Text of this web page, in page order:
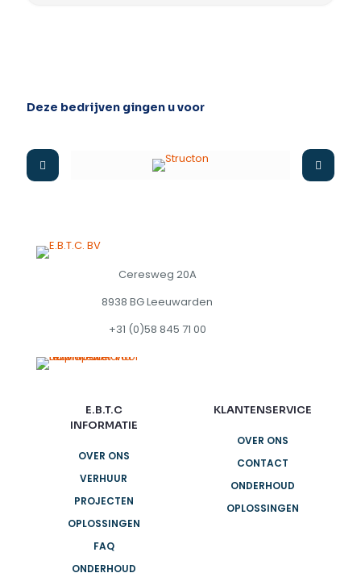
Deze bedrijven gingen u voor
Ceresweg 20A
8938 BG Leeuwarden
+31 (0)58 845 71 00
E.B.T.C
INFORMATIE
OVER ONS
VERHUUR
PROJECTEN
OPLOSSINGEN
FAQ
ONDERHOUD
KLANTENSERVICE
OVER ONS
CONTACT
ONDERHOUD
OPLOSSINGEN